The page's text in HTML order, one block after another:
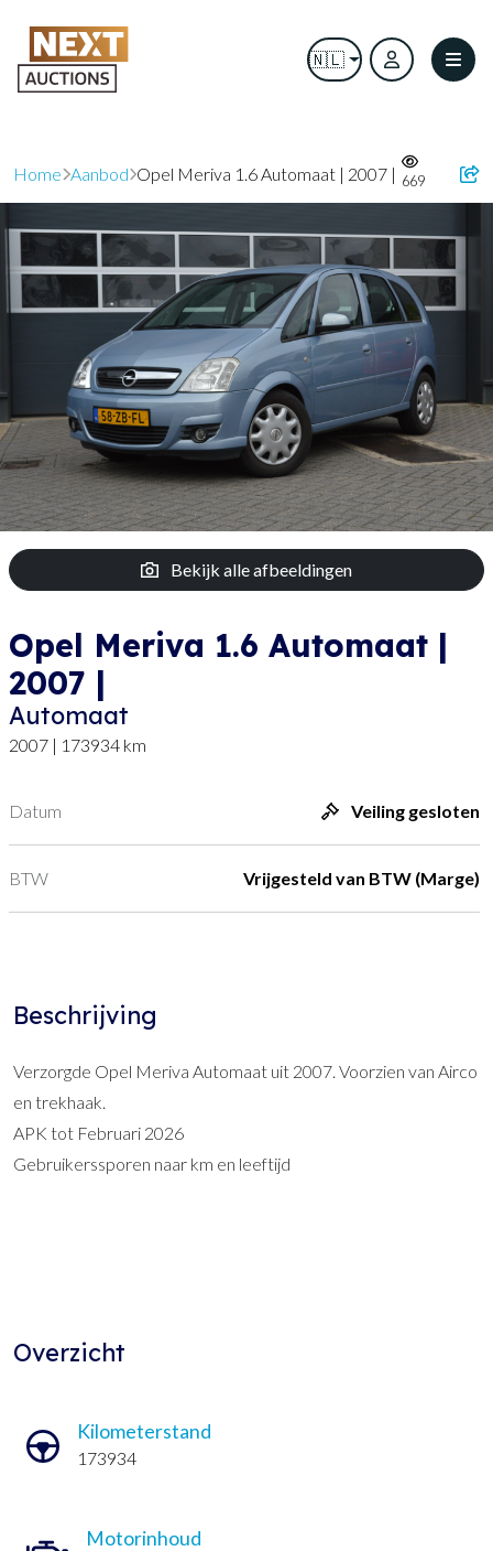
🇳🇱
Home Aanbod Opel Meriva 1.6 Automaat | 2007 | 669
Bekijk alle afbeeldingen
Opel Meriva 1.6 Automaat |
2007 |
Automaat
2007 | 173934 km
Datum Veiling gesloten
BTW Vrijgesteld van BTW (Marge)
Beschrijving
Verzorgde Opel Meriva Automaat uit 2007. Voorzien van Airco
en trekhaak.
APK tot Februari 2026
Gebruikerssporen naar km en leeftijd
Overzicht
Kilometerstand
173934
Motorinhoud